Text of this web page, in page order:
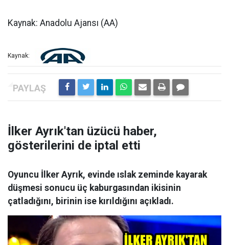
Kaynak: Anadolu Ajansı (AA)
Kaynak:
İlker Ayrık'tan üzücü haber,
gösterilerini de iptal etti
Oyuncu İlker Ayrık, evinde ıslak zeminde kayarak
düşmesi sonucu üç kaburgasından ikisinin
çatladığını, birinin ise kırıldığını açıkladı.